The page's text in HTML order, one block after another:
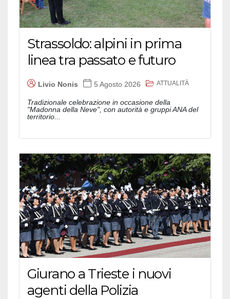
Strassoldo: alpini in prima
linea tra passato e futuro
Livio Nonis 5 Agosto 2026 ATTUALITÀ
Tradizionale celebrazione in occasione della
"Madonna della Neve", con autorità e gruppi ANA del
territorio...
Giurano a Trieste i nuovi
agenti della Polizia